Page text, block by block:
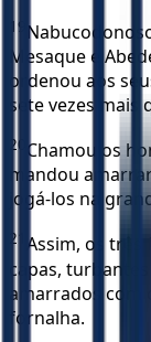
19
Mesaque e
ordenou aos
sete vezes mais
20 Chamou os
mandou
jogá-los na
21
Assim, os
capas,
amarrados com
fornalha.